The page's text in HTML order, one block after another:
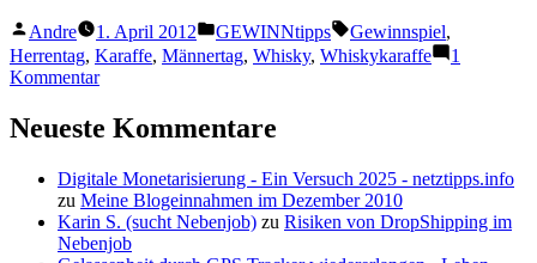
Herrentagsgeschenk“
Veröffentlicht
von
Andre 1. April 2012
Veröffentlicht
unter
GEWINNtipps Schlagwörter:
Gewinnspiel,
Herrentag, Karaffe, Männertag, Whisky, Whiskykaraffe
1
Kommentarzu
beste
Herrentagsgeschenk
Neueste Kommentare
Digitale Monetarisierung - Ein Versuch 2025 - netztipps.info
zu Meine Blogeinnahmen im Dezember 2010
Karin S. (sucht Nebenjob) zu Risiken von DropShipping im
Nebenjob